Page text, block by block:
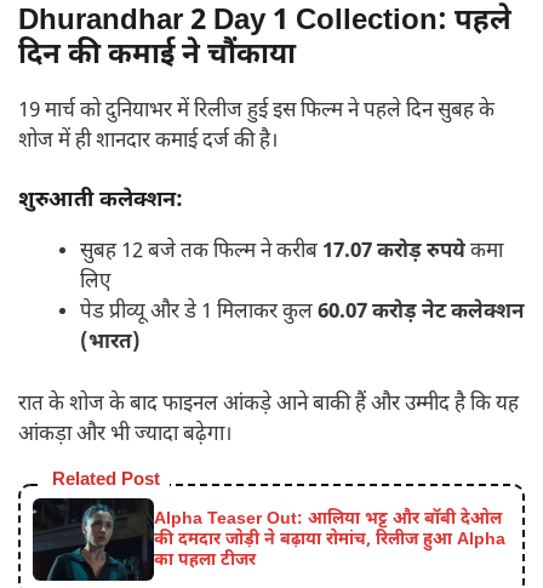
Dhurandhar 2 Day 1 Collection: पहले
दिन की कमाई ने चौंकाया
19 मार्च को दुनियाभर में रिलीज हुई इस फिल्म ने पहले दिन सुबह के
शोज में ही शानदार कमाई दर्ज की है।
शुरुआती कलेक्शन:
सुबह 12 बजे तक फिल्म ने करीब 17.07करोड़ रुपयेकमा
लिए
पेड प्रीव्यू और डे 1 मिलाकर कुल60.07करोड़ नेट कलेक्शन
(भारत)
रात के शोज के बाद फाइनल आंकड़े आने बाकी हैं और उम्मीद है कि यह
आंकड़ा और भी ज्यादा बढ़ेगा।
Related Post
Alpha Teaser Out: आलिया भट्ट और बॉबी देओल
की दमदार जोड़ी ने बढ़ाया रोमांच, रिलीज हुआ Alpha
का पहला टीजर